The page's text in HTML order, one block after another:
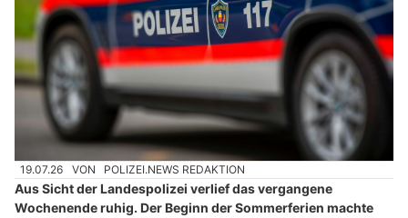
19.07.26 VON POLIZEI.NEWS REDAKTION
Aus Sicht der Landespolizei verlief das vergangene
Wochenende ruhig. Der Beginn der Sommerferien machte